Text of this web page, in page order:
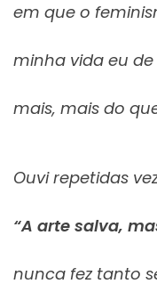
em que o
minha vida eu
mais, mais do
Ouvi repetidas
“A arte salva,
nunca fez tanto